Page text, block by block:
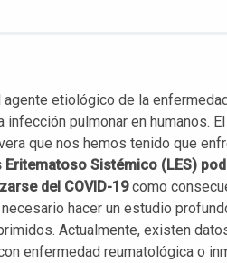
agente etiológico de la
infección pulmonar en humanos.
que nos hemos tenido que
Eritematoso Sistémico (LES)
del COVID-19como
necesario hacer un estudio
Actualmente, existen
enfermedad reumatológica o